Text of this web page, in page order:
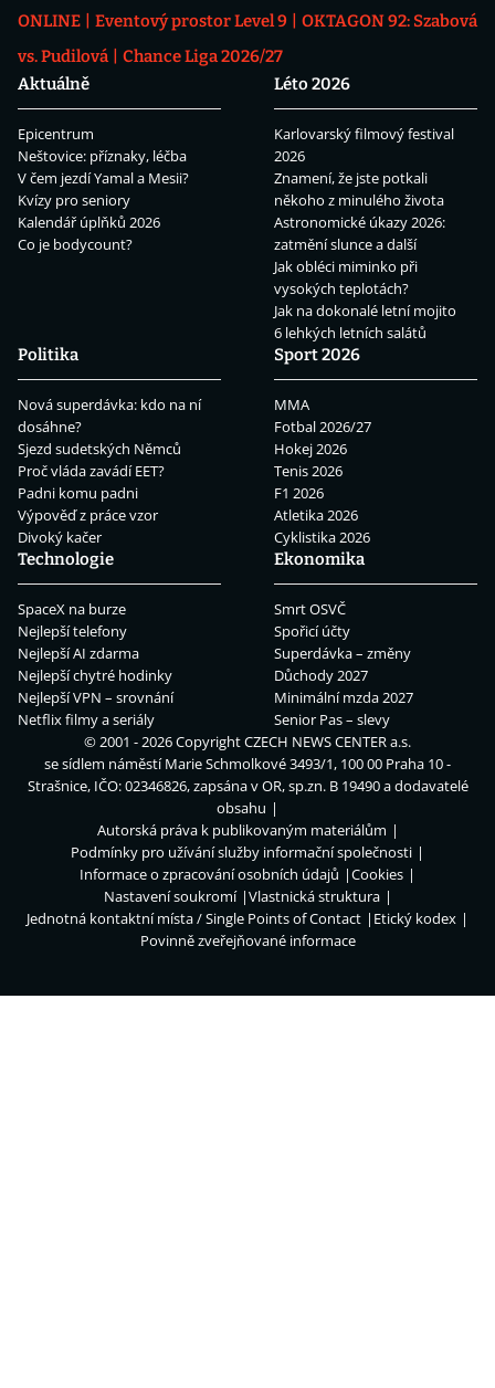
ONLINE
Eventový prostor Level 9
OKTAGON 92: Szabová
vs. Pudilová
Chance Liga 2026/27
Aktuálně
Epicentrum
Neštovice: příznaky, léčba
V čem jezdí Yamal a Mesii?
Kvízy pro seniory
Kalendář úplňků 2026
Co je bodycount?
Léto 2026
Karlovarský filmový festival
2026
Znamení, že jste potkali
někoho z minulého života
Astronomické úkazy 2026:
zatmění slunce a další
Jak obléci miminko při
vysokých teplotách?
Jak na dokonalé letní mojito
6 lehkých letních salátů
Politika
Nová superdávka: kdo na ní
dosáhne?
Sjezd sudetských Němců
Proč vláda zavádí EET?
Padni komu padni
Výpověď z práce vzor
Divoký kačer
Sport 2026
MMA
Fotbal 2026/27
Hokej 2026
Tenis 2026
F1 2026
Atletika 2026
Cyklistika 2026
Technologie
SpaceX na burze
Nejlepší telefony
Nejlepší AI zdarma
Nejlepší chytré hodinky
Nejlepší VPN – srovnání
Netflix filmy a seriály
Ekonomika
Smrt OSVČ
Spořicí účty
Superdávka – změny
Důchody 2027
Minimální mzda 2027
Senior Pas – slevy
© 2001 - 2026 CopyrightCZECH NEWS CENTER a.s.
se sídlem náměstí Marie Schmolkové 3493/1, 100 00 Praha 10 -
Strašnice, IČO: 02346826, zapsána v OR, sp.zn. B 19490 a dodavatelé
obsahu
Autorská práva k publikovaným materiálům
Podmínky pro užívání služby informační společnosti
Informace o zpracování osobních údajů
Cookies
Nastavení soukromí
Vlastnická struktura
Jednotná kontaktní místa / Single Points of Contact
Etický kodex
Povinně zveřejňované informace